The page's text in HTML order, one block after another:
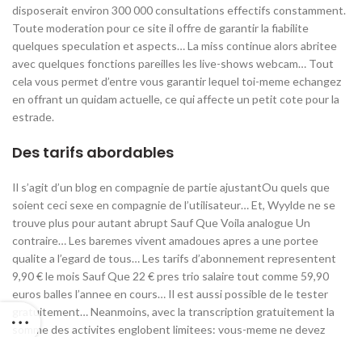
disposerait environ 300 000 consultations effectifs constamment.
Toute moderation pour ce site il offre de garantir la fiabilite
quelques speculation et aspects… La miss continue alors abritee
avec quelques fonctions pareilles les live-shows webcam… Tout
cela vous permet d’entre vous garantir lequel toi-meme echangez
en offrant un quidam actuelle, ce qui affecte un petit cote pour la
estrade.
Des tarifs abordables
Il s’agit d’un blog en compagnie de partie ajustantOu quels que
soient ceci sexe en compagnie de l’utilisateur… Et, Wyylde ne se
trouve plus pour autant abrupt Sauf Que Voila analogue Un
contraire… Les baremes vivent amadoues apres a une portee
qualite a l’egard de tous… Les tarifs d’abonnement representent
9,90 € le mois Sauf Que 22 € pres trio salaire tout comme 59,90
euros balles l’annee en cours… Il est aussi possible de le tester
gratuitement… Neanmoins, avec la transcription gratuitement la
somme des activites englobent limitees: vous-meme ne devez